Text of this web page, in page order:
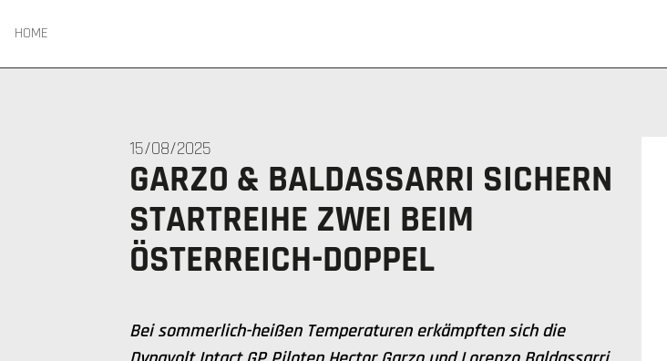
HOME
15/08/2025
GARZO & BALDASSARRI SICHERN
STARTREIHE ZWEI BEIM
ÖSTERREICH-DOPPEL
Bei sommerlich-heißen Temperaturen erkämpften sich die